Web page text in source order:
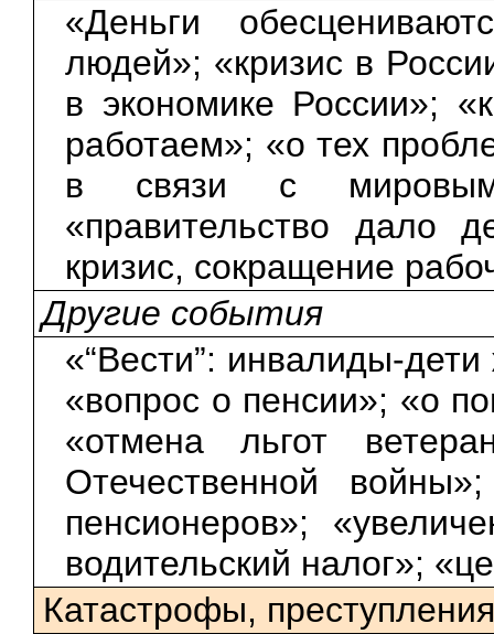
«Деньги
людей»; «кризис в
в экономике России»;
работаем»; «о тех
в связи с мировым
«правительство дало
кризис, сокращение
Другие события
«“Вести”: инвалиды-
«вопрос о пенсии»; «о
«отмена льгот
Отечественной
пенсионеров»;
водительский налог»;
Катастрофы,